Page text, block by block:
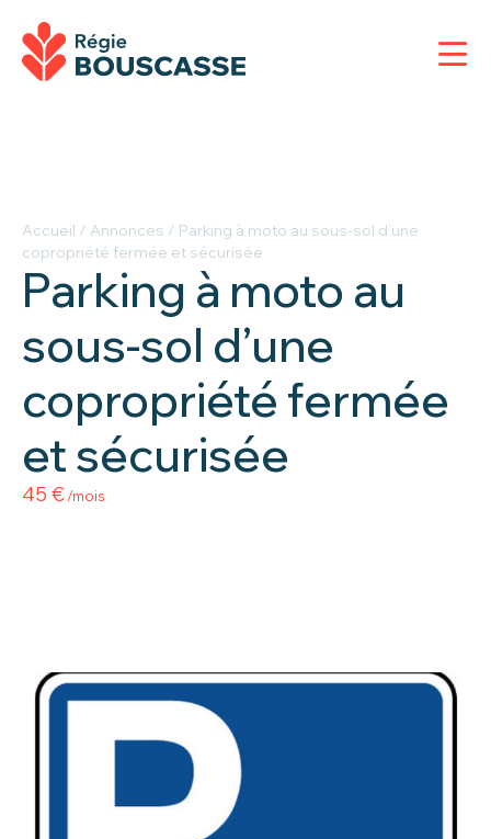
Accueil / Annonces / Parking à moto au sous-sol d’une
copropriété fermée et sécurisée
Parking à moto au
sous-sol d’une
copropriété fermée
et sécurisée
45 €/mois